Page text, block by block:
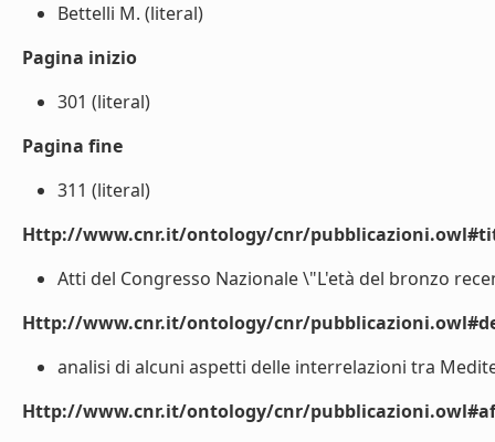
Bettelli M. (literal)
Pagina inizio
301 (literal)
Pagina fine
311 (literal)
Http://www.cnr.it/ontology/cnr/
Atti del Congresso Nazionale \"L'età del bronzo
Http://www.cnr.it/ontology/cnr/
analisi di alcuni aspetti delle interrelazioni tra
Http://www.cnr.it/ontology/cnr/